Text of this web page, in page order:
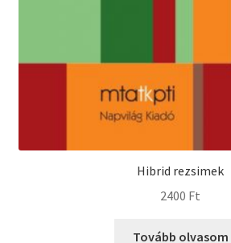
Hibrid rezsimek
2400 Ft
Tovább olvasom